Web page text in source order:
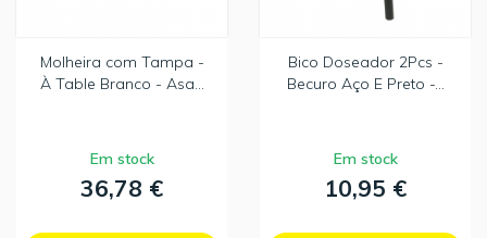
Molheira com Tampa -
À Table Branco - Asa...
Em stock
36,78 €
Bico Doseador 2Pcs -
Becuro Aço E Preto -...
Em stock
10,95 €